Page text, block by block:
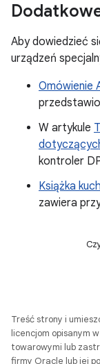
Aby dowiedzieć
urządzeń
Omówienie
W artykule
kontroler
Książka
zawiera
Treść strony i
licencjom opisanym w
towarowymi lub
firmy Oracle lub jej